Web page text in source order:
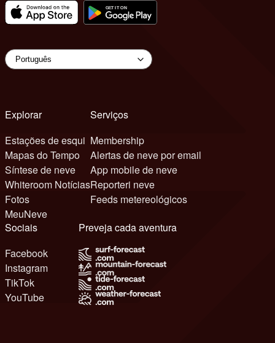
Explorar
Estações de esqui
Mapas do Tempo
Síntese de neve
Whiteroom Notícias
Fotos
MeuNeve
Serviços
Membership
Alertas de neve por email
App mobile de neve
Reporteri neve
Feeds metereológicos
Sociais
Facebook
Instagram
TikTok
YouTube
Preveja cada aventura